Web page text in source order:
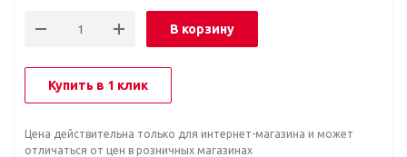
В корзину
Купить в 1 клик
Цена действительна только для интернет-магазина и может
отличаться от цен в розничных магазинах